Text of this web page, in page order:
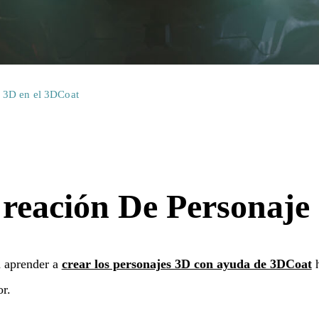
3D en el 3DCoat
De
aprender a crear los personajes 3D con ayuda de 3DCoat